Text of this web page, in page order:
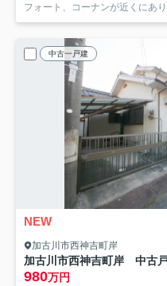
フォート、コーナンが近くにあ
中古一戸建
NEW
加古川市西神吉町岸
加古川市西神吉町岸 中古
980万円